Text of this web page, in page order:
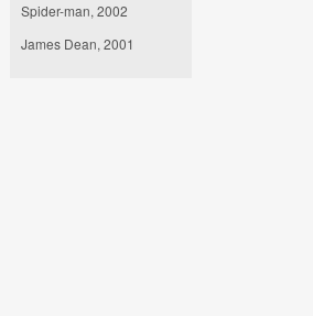
Spider-man, 2002
James Dean, 2001